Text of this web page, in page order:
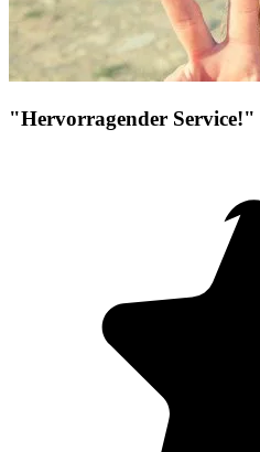
"Hervorragender Service!"